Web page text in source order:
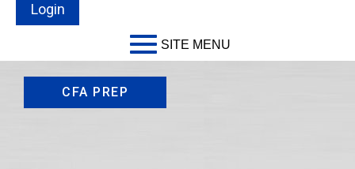
Login
SITE MENU
CFA PREP